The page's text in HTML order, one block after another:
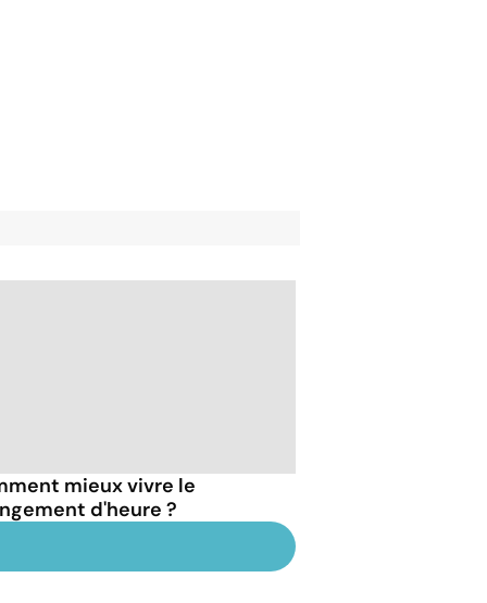
mieux vivre le
d'heure ?